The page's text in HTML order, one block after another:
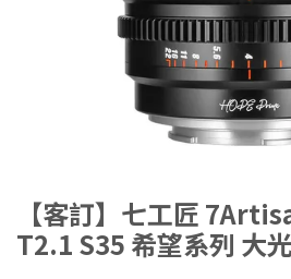
【客訂】七工匠
T2.1 S35 希望系列 大